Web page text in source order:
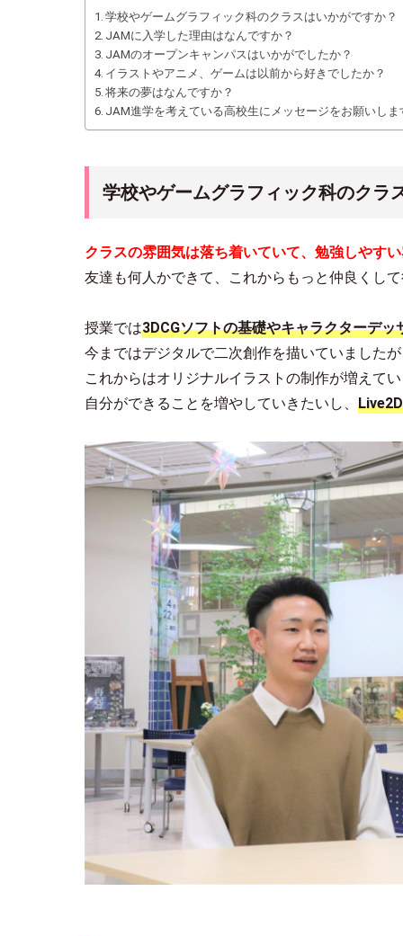
学校やゲームグラフィック科のクラスはいかがですか？
JAMに入学した理由はなんですか？
JAMのオープンキャンパスはいかがでしたか？
イラストやアニメ、ゲームは以前から好きでしたか？
将来の夢はなんですか？
JAM進学を考えている高校生にメッセージをお願いしま
学校やゲームグラフィック科のクラ
クラスの雰囲気は落ち着いていて、勉強しやす
友達も何人かできて、これからもっと仲良くし
授業では3DCGソフトの基礎やキャラクターデッ
今まではデジタルで二次創作を描いていました
これからはオリジナルイラストの制作が増えて
自分ができることを増やしていきたいし、 Live2D